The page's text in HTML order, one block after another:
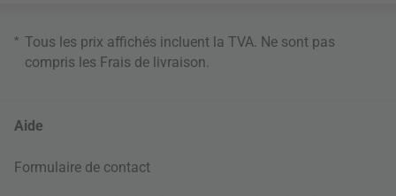
* Tous les prix affichés incluent la TVA. Ne sont pas
compris les Frais de livraison
Aide
Formulaire de contact